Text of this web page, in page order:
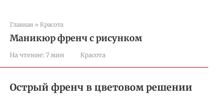
Главная » Красота
Маникюр френч с рисунком
На чтение:7 мин Красота
Острый френч в цветовом решении